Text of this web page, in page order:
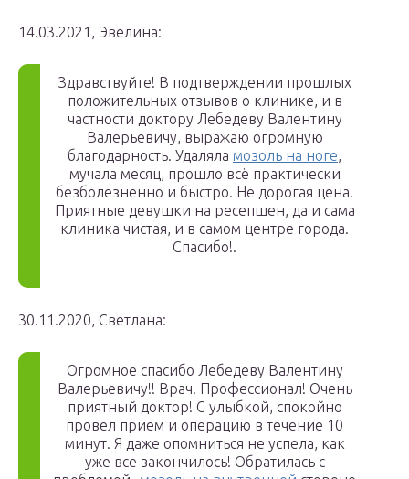
14.03.2021, Эвелина:
Здравствуйте! В подтверждении прошлых
положительных отзывов о клинике, и в
частности доктору Лебедеву Валентину
Валерьевичу, выражаю огромную
благодарность. Удаляла мозоль на ноге,
мучала месяц, прошло всё практически
безболезненно и быстро. Не дорогая цена.
Приятные девушки на ресепшен, да и сама
клиника чистая, и в самом центре города.
Спасибо!.
30.11.2020, Светлана:
Огромное спасибо Лебедеву Валентину
Валерьевичу!! Врач! Профессионал! Очень
приятный доктор! С улыбкой, спокойно
провел прием и операцию в течение 10
минут. Я даже опомниться не успела, как
уже все закончилось! Обратилась с